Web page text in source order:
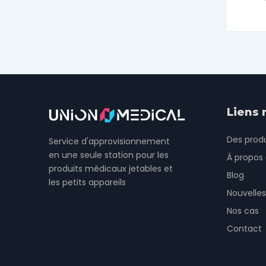
Service d'approvisionnement
en une seule station pour les
produits médicaux jetables et
les petits appareils
Liens
Des
À
Blog
Nouvelles
Nos cas
Contact